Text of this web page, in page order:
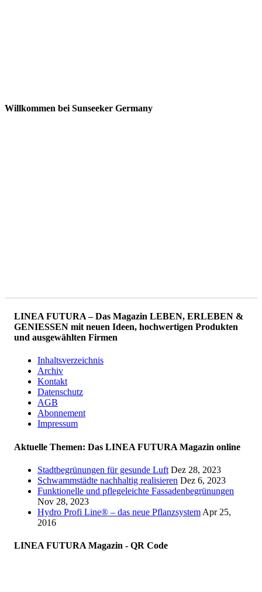
Willkommen bei Sunseeker Germany
LINEA FUTURA – Das Magazin LEBEN, ERLEBEN &
GENIESSEN mit neuen Ideen, hochwertigen Produkten
und ausgewählten Firmen
Inhaltsverzeichnis
Archiv
Kontakt
Datenschutz
AGB
Abonnement
Impressum
Aktuelle Themen: Das LINEA FUTURA Magazin online
Stadtbegrünungen für gesunde Luft Dez 28, 2023
Schwammstädte nachhaltig realisieren Dez 6, 2023
Funktionelle und pflegeleichte Fassadenbegrünungen
Nov 28, 2023
Hydro Profi Line® – das neue Pflanzsystem Apr 25,
2016
LINEA FUTURA Magazin - QR Code